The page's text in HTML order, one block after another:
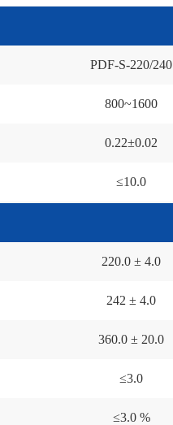
PDF-S-220/240
800~1600
0.22±0.02
≤10.0
220.0 ± 4.0
242 ± 4.0
360.0 ± 20.0
≤3.0
≤3.0 %